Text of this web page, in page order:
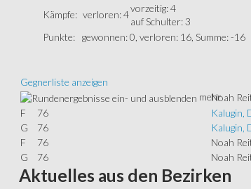
Kämpfe: verloren: 4
vorzeitig: 4
auf Schulter: 3
Punkte:
gewonnen: 0, verloren: 16, Summe: -16
Gegnerliste anzeigen
mehrNoah
F
76 Kalugin,
G
76 Kalugin,
F
76 Noah
G
76 Noah
Aktuelles aus den Bezirken